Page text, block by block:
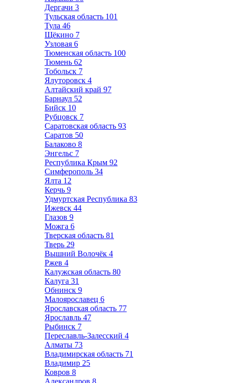
Дергачи 3
Тульская область 101
Тула 46
Щёкино 7
Узловая 6
Тюменская область 100
Тюмень 62
Тобольск 7
Ялуторовск 4
Алтайский край 97
Барнаул 52
Бийск 10
Рубцовск 7
Саратовская область 93
Саратов 50
Балаково 8
Энгельс 7
Республика Крым 92
Симферополь 34
Ялта 12
Керчь 9
Удмуртская Республика 83
Ижевск 44
Глазов 9
Можга 6
Тверская область 81
Тверь 29
Вышний Волочёк 4
Ржев 4
Калужская область 80
Калуга 31
Обнинск 9
Малоярославец 6
Ярославская область 77
Ярославль 47
Рыбинск 7
Переславль-Залесский 4
Алматы 73
Владимирская область 71
Владимир 25
Ковров 8
Александров 8